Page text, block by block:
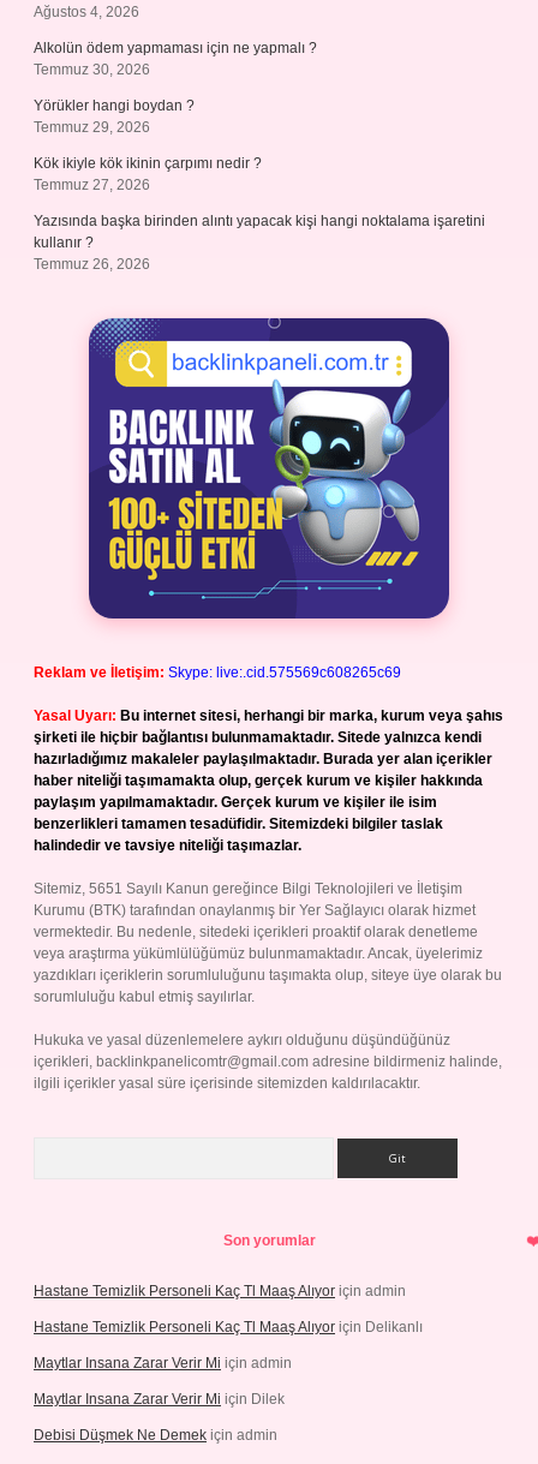
Ağustos 4, 2026
Alkolün ödem yapmaması için ne yapmalı ?
Temmuz 30, 2026
Yörükler hangi boydan ?
Temmuz 29, 2026
Kök ikiyle kök ikinin çarpımı nedir ?
Temmuz 27, 2026
Yazısında başka birinden alıntı yapacak kişi hangi noktalama işaretini
kullanır ?
Temmuz 26, 2026
Reklam ve İletişim: Skype: live:.cid.575569c608265c69
Yasal Uyarı: Bu internet sitesi, herhangi bir marka, kurum veya şahıs
şirketi ile hiçbir bağlantısı bulunmamaktadır. Sitede yalnızca kendi
hazırladığımız makaleler paylaşılmaktadır. Burada yer alan içerikler
haber niteliği taşımamakta olup, gerçek kurum ve kişiler hakkında
paylaşım yapılmamaktadır. Gerçek kurum ve kişiler ile isim
benzerlikleri tamamen tesadüfidir. Sitemizdeki bilgiler taslak
halindedir ve tavsiye niteliği taşımazlar.
Sitemiz, 5651 Sayılı Kanun gereğince Bilgi Teknolojileri ve İletişim
Kurumu (BTK) tarafından onaylanmış bir Yer Sağlayıcı olarak hizmet
vermektedir. Bu nedenle, sitedeki içerikleri proaktif olarak denetleme
veya araştırma yükümlülüğümüz bulunmamaktadır. Ancak, üyelerimiz
yazdıkları içeriklerin sorumluluğunu taşımakta olup, siteye üye olarak bu
sorumluluğu kabul etmiş sayılırlar.
Hukuka ve yasal düzenlemelere aykırı olduğunu düşündüğünüz
içerikleri, backlinkpanelicomtr@gmail.com adresine bildirmeniz halinde,
ilgili içerikler yasal süre içerisinde sitemizden kaldırılacaktır.
Son yorumlar
Hastane Temizlik Personeli Kaç Tl Maaş Alıyor için admin
Hastane Temizlik Personeli Kaç Tl Maaş Alıyor için Delikanlı
Maytlar Insana Zarar Verir Mi için admin
Maytlar Insana Zarar Verir Mi için Dilek
Debisi Düşmek Ne Demek için admin